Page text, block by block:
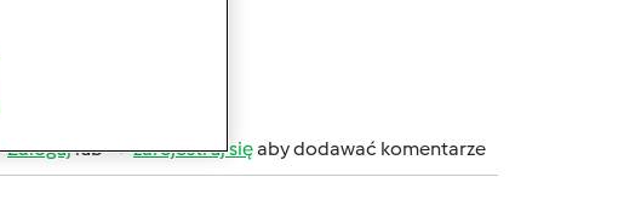
Zalogujlub zarejestruj sięaby dodawać komentarze